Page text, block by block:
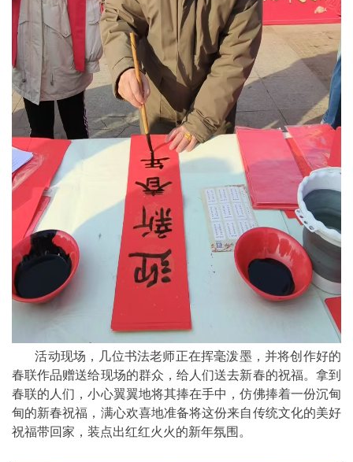
活动现场，几位书法老师正在挥毫泼墨，并将创作好的
春联作品赠送给现场的群众，给人们送去新春的祝福。拿到
春联的人们，小心翼翼地将其捧在手中，仿佛捧着一份沉甸
甸的新春祝福，满心欢喜地准备将这份来自传统文化的美好
祝福带回家，装点出红红火火的新年氛围。